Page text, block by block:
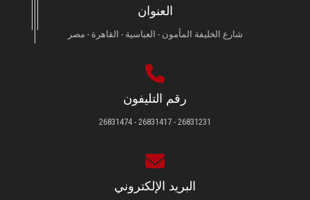
العنوان
شارع الخليفة المأمون - العباسية - القاهرة - مصر
رقم التليفون
26831231 - 26831417 - 26831474
البريد الإلكتروني